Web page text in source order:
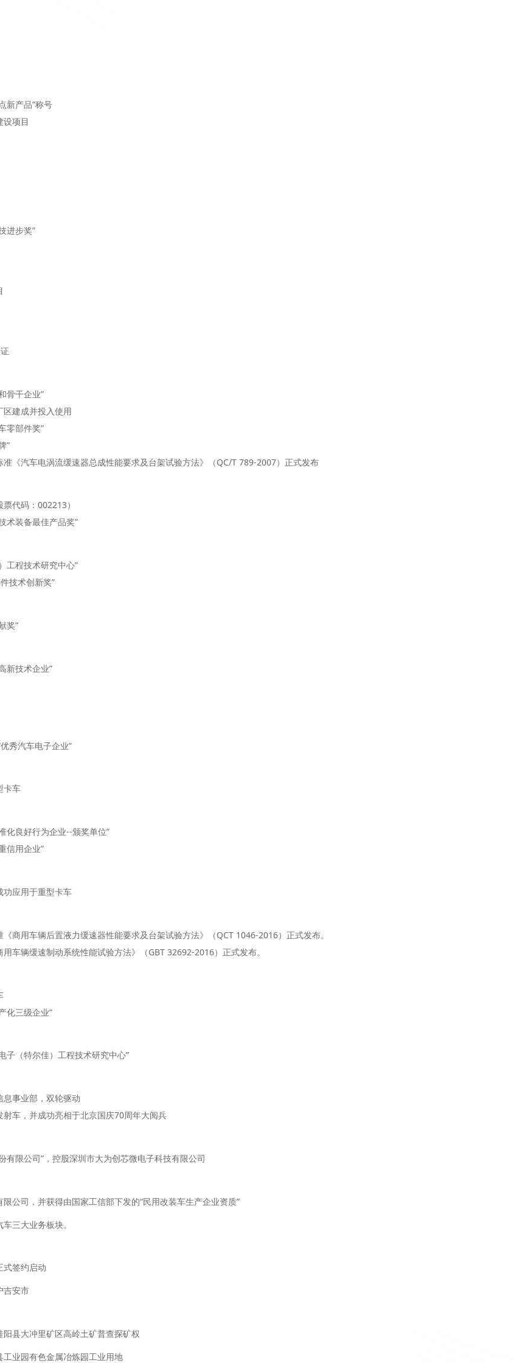
新产品”称号
设项目
进步奖”
骨干企业”
建成并投入使用
零部件奖”
”
《汽车电涡流缓速器总成性能要求及台架试验方法》（QC/T 789-2007）正式发布
代码：002213）
术装备最佳产品奖”
工程技术研究中心”
技术创新奖”
奖”
新技术企业”
秀汽车电子企业”
卡车
化良好行为企业--颁奖单位”
信用企业”
功应用于重型卡车
商用车辆后置液力缓速器性能要求及台架试验方法》（QCT 1046-2016）正式发布。
车辆缓速制动系统性能试验方法》（GBT 32692-2016）正式发布。
化三级企业”
子（特尔佳）工程技术研究中心”
事业部，双轮驱动
车，并成功亮相于北京国庆70周年大阅兵
有限公司”，控股深圳市大为创芯微电子科技有限公司
公司，并获得由国家工信部下发的“民用改装车生产企业资质”
三大业务板块。
式签约启动
吉安市
县大冲里矿区高岭土矿普查探矿权
业园有色金属冶炼园工业用地